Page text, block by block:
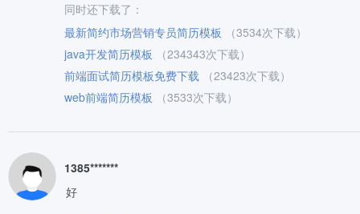
同时还下载了：
最新简约市场营销专员简历模板
（3534次下载）
java开发简历模板
（234343次下载）
前端面试简历模板免费下载
（23423次下载）
web前端简历模板
（3533次下载）
1385*******
好